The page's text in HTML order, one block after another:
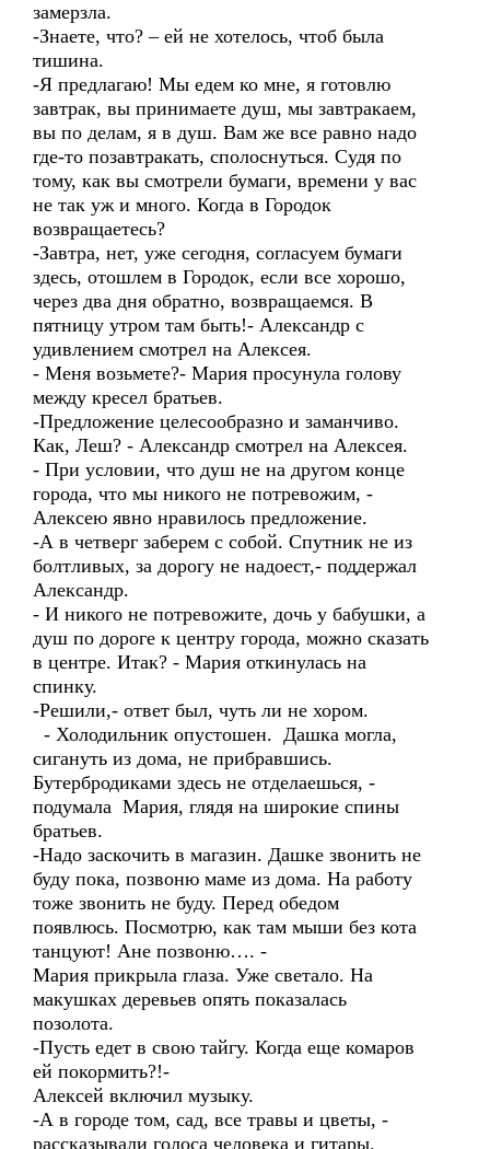
замерзла.
-Знаете, что? – ей не хотелось, чтоб была
тишина.
-Я предлагаю! Мы едем ко мне, я готовлю
завтрак, вы принимаете душ, мы завтракаем,
вы по делам, я в душ. Вам же все равно надо
где-то позавтракать, сполоснуться. Судя по
тому, как вы смотрели бумаги, времени у вас
не так уж и много. Когда в Городок
возвращаетесь?
-Завтра, нет, уже сегодня, согласуем бумаги
здесь, отошлем в Городок, если все хорошо,
через два дня обратно, возвращаемся. В
пятницу утром там быть!- Александр с
удивлением смотрел на Алексея.
- Меня возьмете?- Мария просунула голову
между кресел братьев.
-Предложение целесообразно и заманчиво.
Как, Леш? - Александр смотрел на Алексея.
- При условии, что душ не на другом конце
города, что мы никого не потревожим, -
Алексею явно нравилось предложение.
-А в четверг заберем с собой. Спутник не из
болтливых, за дорогу не надоест,- поддержал
Александр.
- И никого не потревожите, дочь у бабушки, а
душ по дороге к центру города, можно сказать
в центре. Итак? - Мария откинулась на
спинку.
-Решили,- ответ был, чуть ли не хором.
- Холодильник опустошен. Дашка могла,
сигануть из дома, не прибравшись.
Бутербродиками здесь не отделаешься, -
подумала Мария, глядя на широкие спины
братьев.
-Надо заскочить в магазин. Дашке звонить не
буду пока, позвоню маме из дома. На работу
тоже звонить не буду. Перед обедом
появлюсь. Посмотрю, как там мыши без кота
танцуют! Ане позвоню…. -
Мария прикрыла глаза. Уже светало. На
макушках деревьев опять показалась
позолота.
-Пусть едет в свою тайгу. Когда еще комаров
ей покормить?!-
Алексей включил музыку.
-А в городе том, сад, все травы и цветы, -
рассказывали голоса человека и гитары.